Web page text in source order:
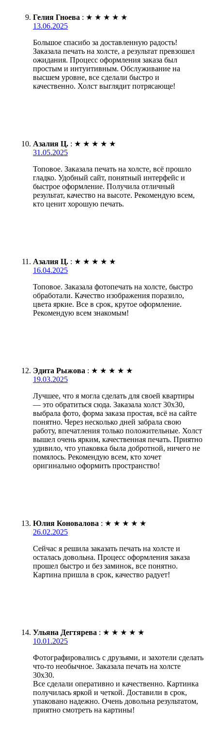
Гелия Гноева : ★ ★ ★ ★ ★
13.06.2025
Большое спасибо за доставленную радость!
Заказала печать на холсте, а результат превзошел
ожидания. Процесс оформления заказа был
простым и интуитивным. Обслуживание на
высшем уровне, все сделали быстро и
качественно. Холст выглядит потрясающе!
Азалия Ц. : ★ ★ ★ ★ ★
31.05.2025
Топовое. Заказала печать на холсте, всё прошло
гладко. Удобный сайт, понятный интерфейс и
быстрое оформление. Получила отличный
результат, качество на высоте. Рекомендую всем,
кто ценит хорошую печать.
Азалия Ц. : ★ ★ ★ ★ ★
16.04.2025
Топовое. Заказала фотопечать на холсте, быстро
обработали. Качество изображения поразило,
цвета яркие. Все в срок, крутое оформление.
Рекомендую всем знакомым!
Эдита Рыжова : ★ ★ ★ ★ ★
19.03.2025
Лучшее, что я могла сделать для своей квартиры
— это обратиться сюда. Заказала холст 30х30,
выбрала фото, форма заказа простая, всё на сайте
понятно. Через несколько дней забрала свою
работу, впечатления только положительные. Холст
вышел очень ярким, качественная печать. Приятно
удивило, что упаковка была добротной, ничего не
помялось. Рекомендую всем, кто хочет
оригинально оформить пространство!
Юлия Коновалова : ★ ★ ★ ★ ★
26.02.2025
Сейчас я решила заказать печать на холсте и
осталась довольна. Процесс оформления заказа
прошел быстро и без заминок, все понятно.
Картина пришла в срок, качество радует!
Ульяна Дегтярева : ★ ★ ★ ★ ★
10.01.2025
Фотографировались с друзьями, и захотели сделать
что-то необычное. Заказала печать на холсте
30х30.
Все сделали оперативно и качественно. Картинка
получилась яркой и четкой. Доставили в срок,
упаковано надежно. Очень довольна результатом,
приятно смотреть на картины!